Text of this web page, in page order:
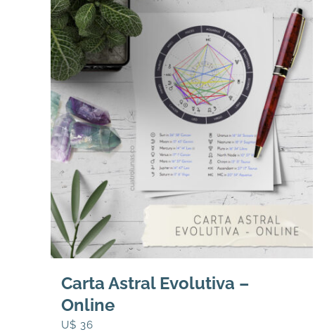
Carta Astral Evolutiva –
Online
U$ 36